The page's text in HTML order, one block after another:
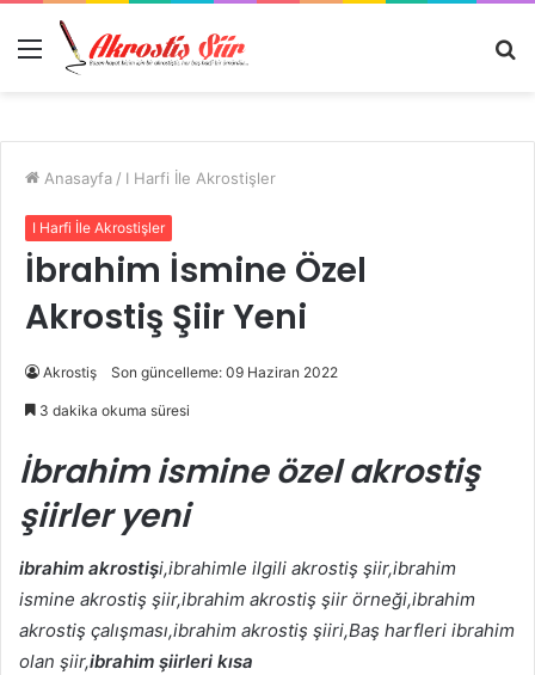
Menü
Anasayfa / I Harfi İle Akrostişler
I Harfi İle Akrostişler
İbrahim İsmine Özel
Akrostiş Şiir Yeni
Akrostiş Son güncelleme: 09 Haziran 2022
3 dakika okuma süresi
İbrahim ismine özel akrostiş
şiirler yeni
ibrahim akrostişi,ibrahimle ilgili akrostiş şiir,ibrahim
ismine akrostiş şiir,ibrahim akrostiş şiir örneği,ibrahim
akrostiş çalışması,ibrahim akrostiş şiiri,Baş harfleri ibrahim
olan şiir,ibrahim şiirleri kısa